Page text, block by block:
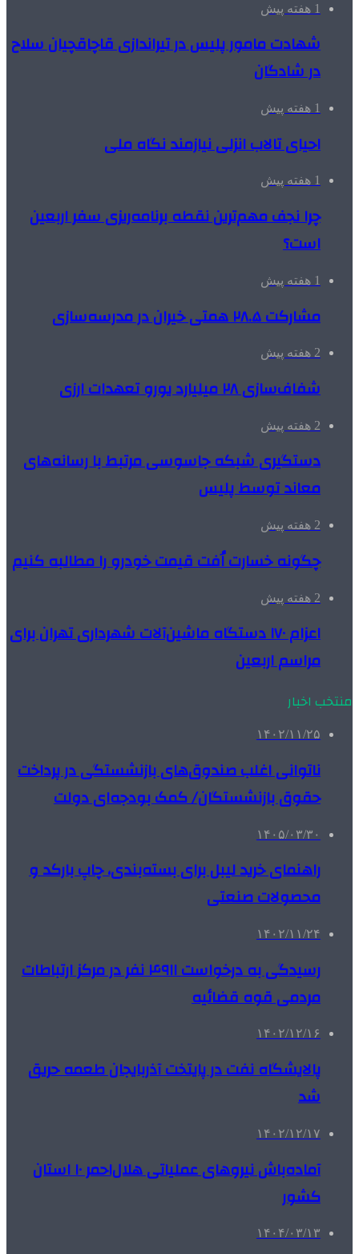
1 هفته پیش
شهادت مامور پلیس در تیراندازی قاچاقچیان سلاح
در شادگان
1 هفته پیش
احیای تالاب انزلی نیازمند نگاه ملی
1 هفته پیش
چرا نجف مهم‌ترین نقطه برنامه‌ریزی سفر اربعین
است؟
1 هفته پیش
مشارکت ۲۸.۵ همتی خیران در مدرسه‌سازی
2 هفته پیش
شفاف‌سازی ۲۸ میلیارد یورو تعهدات ارزی
2 هفته پیش
دستگیری شبکه جاسوسی مرتبط با رسانه‌های
معاند توسط پلیس
2 هفته پیش
چگونه خسارت اُفت قیمت خودرو را مطالبه کنیم
2 هفته پیش
اعزام ۱۷۰ دستگاه ماشین‌آلات شهرداری تهران برای
مراسم اربعین
منتخب اخبار
۱۴۰۲/۱۱/۲۵
ناتوانی اغلب صندوق‌های بازنشستگی در پرداخت
حقوق بازنشستگان/ کمک بودجه‌ای دولت
۱۴۰۵/۰۳/۳۰
راهنمای خرید لیبل برای بسته‌بندی، چاپ بارکد و
محصولات صنعتی
۱۴۰۲/۱۱/۲۴
رسیدگی به درخواست ۴۹۱۱ نفر در مرکز ارتباطات
مردمی قوه قضائیه
۱۴۰۲/۱۲/۱۶
پالایشگاه نفت در پایتخت آذربایجان طعمه حریق
شد
۱۴۰۲/۱۲/۱۷
آماده‌باش نیروهای عملیاتی هلال‌احمر ۱۰ استان
کشور
۱۴۰۴/۰۳/۱۳